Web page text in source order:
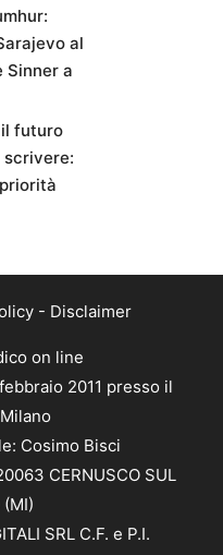
al
Sinner a
il futuro
- Disclaimer
on line
2011 presso il
Cosimo Bisci
CERNUSCO SUL
(MI)
SRL C.F. e P.I.